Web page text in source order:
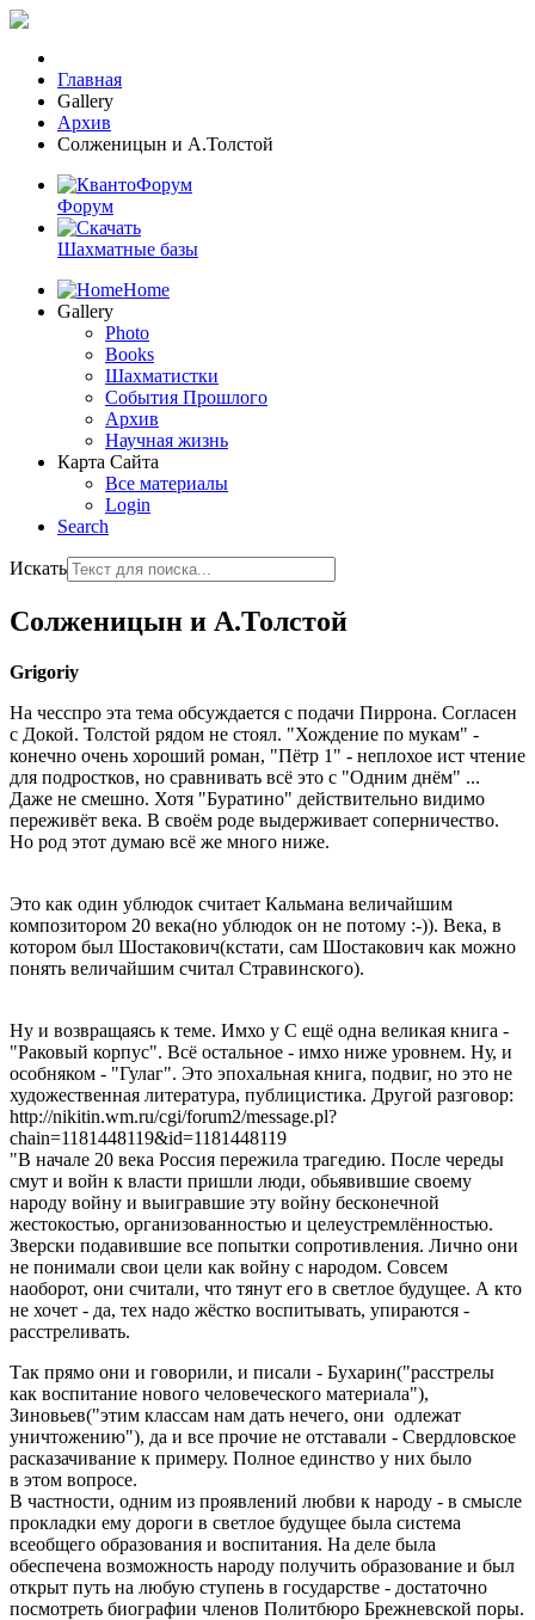
Главная
Gallery
Архив
Солженицын и А.Толстой
Форум
Шахматные базы
Home
Gallery
Photo
Books
Шахматистки
События Прошлого
Архив
Научная жизнь
Карта Сайта
Все материалы
Login
Search
Искать
Солженицын и А.Толстой
Grigoriy
На чесспро эта тема обсуждается с подачи Пиррона. Согласен
с Докой. Толстой рядом не стоял. "Хождение по мукам" -
конечно очень хороший роман, "Пётр 1" - неплохое ист чтение
для подростков, но сравнивать всё это с "Одним днём" ...
Даже не смешно. Хотя "Буратино" действительно видимо
переживёт века. В своём роде выдерживает соперничество.
Но род этот думаю всё же много ниже.
Это как один ублюдок считает Кальмана величайшим
композитором 20 века(но ублюдок он не потому :-)). Века, в
котором был Шостакович(кстати, сам Шостакович как можно
понять величайшим считал Стравинского).
Ну и возвращаясь к теме. Имхо у С ещё одна великая книга -
"Раковый корпус". Всё остальное - имхо ниже уровнем. Ну, и
особняком - "Гулаг". Это эпохальная книга, подвиг, но это не
художественная литература, публицистика. Другой разговор:
http://nikitin.wm.ru/cgi/forum2/message.pl?
chain=1181448119&id=1181448119
"В начале 20 века Россия пережила трагедию. После череды
смут и войн к власти пришли люди, обьявившие своему
народу войну и выигравшие эту войну бесконечной
жестокостью, организованностью и целеустремлённостью.
Зверски подавившие все попытки сопротивления. Лично они
не понимали свои цели как войну с народом. Совсем
наоборот, они считали, что тянут его в светлое будущее. А кто
не хочет - да, тех надо жёстко воспитывать, упираются -
расстреливать.
Так прямо они и говорили, и писали - Бухарин("расстрелы
как воспитание нового человеческого материала"),
Зиновьев("этим классам нам дать нечего, они одлежат
уничтожению"), да и все прочие не отставали - Свердловское
расказачивание к примеру. Полное единство у них было
в этом вопросе.
В частности, одним из проявлений любви к народу - в смысле
прокладки ему дороги в светлое будущее была система
всеобщего образования и воспитания. На деле была
обеспечена возможность народу получить образование и был
открыт путь на любую ступень в государстве - достаточно
посмотреть биографии членов Политбюро Брежневской поры.